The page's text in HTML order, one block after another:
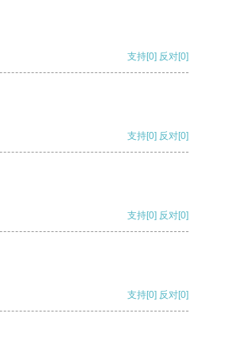
支持[0] 反对[0]
支持[0] 反对[0]
支持[0] 反对[0]
支持[0] 反对[0]